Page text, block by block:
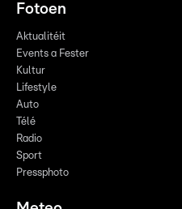
Fotoen
Aktualitéit
Events a Fester
Kultur
Lifestyle
Auto
Télé
Radio
Sport
Pressphoto